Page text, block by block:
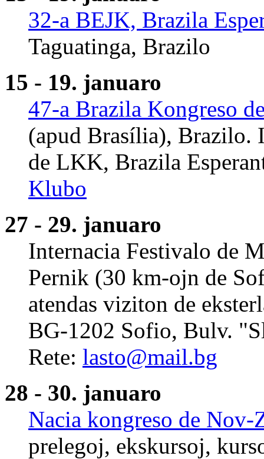
32-a BEJK, Brazila
Taguatinga, Brazilo
15 - 19. januaro
47-a Brazila Kongreso
(apud Brasília),
de LKK, Brazila
Klubo
27 - 29. januaro
Internacia Festivalo de
Pernik (30 km-ojn de
atendas viziton de
BG-1202 Sofio, Bulv.
Rete: lasto@mail.bg
28 - 30. januaro
Nacia kongreso de Nov-
prelegoj, ekskursoj,